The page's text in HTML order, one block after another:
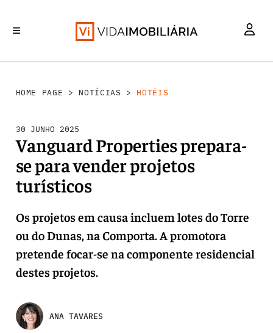
HOME PAGE > NOTÍCIAS > HOTÉIS
30 JUNHO 2025
Vanguard Properties prepara-
se para vender projetos
turísticos
Os projetos em causa incluem lotes do Torre
ou do Dunas, na Comporta. A promotora
pretende focar-se na componente residencial
destes projetos.
ANA TAVARES